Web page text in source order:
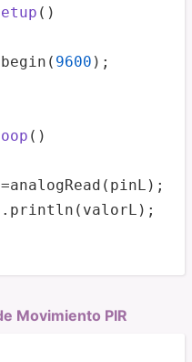
el eco
Enviamos un pulso
el ancho del pulso
el tiempo a una
()
begin ( 9600 );
()
analogRead (pinL);
println (valorL);
Movimiento PIR